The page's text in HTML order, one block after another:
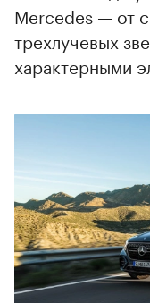
Mercedes — от
трехлучевых
характерными